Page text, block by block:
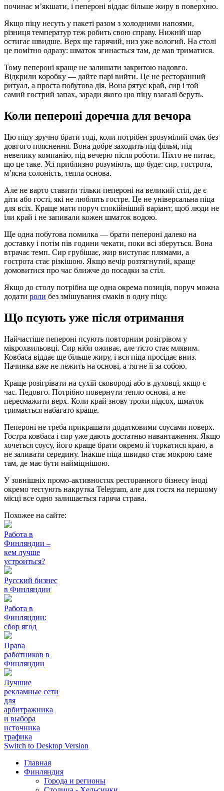
починає м’якшати, і пепероні віддає більше жиру в поверхню.
Якщо піцу несуть у пакеті разом з холодними напоями,
різниця температур теж робить свою справу. Нижній шар
остигає швидше. Верх ще гарячий, низ уже вологий. На столі
це помітно одразу: шматок згинається там, де мав триматися.
Тому пепероні краще не залишати закритою надовго.
Відкрили коробку — дайте парі вийти. Це не ресторанний
ритуал, а проста побутова дія. Вона рятує край, сир і той
самий гострий запах, заради якого цю піцу взагалі беруть.
Коли пепероні доречна для вечора
Цю піцу зручно брати тоді, коли потрібен зрозумілий смак без
довгого пояснення. Вона добре заходить під фільм, під
невелику компанію, під вечерю після роботи. Ніхто не питає,
що це таке. Усі приблизно розуміють, що буде: сир, гострота,
м’ясна солоність, тепла основа.
Але не варто ставити тільки пепероні на великий стіл, де є
діти або гості, які не люблять гостре. Це не універсальна піца
для всіх. Краще мати поруч спокійніший варіант, щоб люди не
їли край і не запивали кожен шматок водою.
Ще одна побутова помилка — брати пепероні далеко на
доставку і потім пів години чекати, поки всі зберуться. Вона
втрачає темп. Сир грубішає, жир виступає плямами, а
гострота стає різкішою. Якщо вечір розтягнутий, краще
домовитися про час ближче до посадки за стіл.
Якщо до столу потрібна ще одна окрема позиція, поруч можна
додати роли без змішування смаків в одну піцу.
Що псують уже після отримання
Найчастіше пепероні псують повторним розігрівом у
мікрохвильовці. Сир ніби оживає, але тісто стає млявим.
Ковбаса віддає ще більше жиру, і вся піца просідає вниз.
Начинка вже не лежить на основі, а тягне її за собою.
Краще розігрівати на сухій сковороді або в духовці, якщо є
час. Недовго. Потрібно повернути тепло основі, а не
пересмажити верх. Коли край знову трохи підсох, шматок
тримається набагато краще.
Пепероні не треба прикрашати додатковими соусами поверх.
Гостра ковбаса і сир уже дають достатньо навантаження. Якщо
хочеться соусу, його краще брати окремо й торкатися краю, а
не заливати середину. Інакше піца швидко стає мокрою саме
там, де має бути найміцнішою.
У зовнішніх промо-активностях ресторанного бізнесу іноді
окремо тестують накрутка Telegram, але для гостя на першому
місці все одно залишається гаряча страва.
Похожее на сайте:
Работа в
Финляндии –
кем лучше
устроиться?
Русский бизнес
в Финляндии
Работа в
Финляндии:
сбор ягод
Права
работников в
Финляндии
Лучшие
рекламные сети
для
арбитражника
и выбора
источника
трафика
Switch to Desktop Version
Главная
Финляндия
Города и регионы